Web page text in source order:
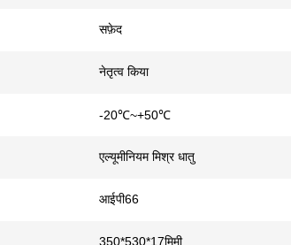
सफ़ेद
नेतृत्व किया
-20℃~+50℃
एल्यूमीनियम मिश्र धातु
आईपी66
350*530*17मिमी